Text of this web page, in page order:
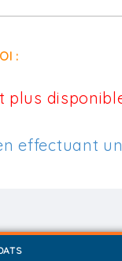
:
plus
effectuant